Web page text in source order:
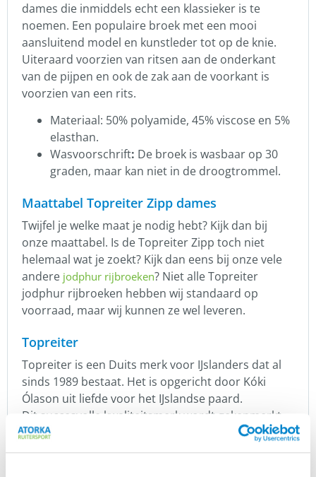
dames die inmiddels echt een klassieker is te
noemen. Een populaire broek met een mooi
aansluitend model en kunstleder tot op de knie.
Uiteraard voorzien van ritsen aan de onderkant
van de pijpen en ook de zak aan de voorkant is
voorzien van een rits.
Materiaal: 50% polyamide, 45% viscose en 5%
elasthan.
Wasvoorschrift: De broek is wasbaar op 30
graden, maar kan niet in de droogtrommel.
Maattabel Topreiter Zipp dames
Twijfel je welke maat je nodig hebt? Kijk dan bij
onze maattabel. Is de Topreiter Zipp toch niet
helemaal wat je zoekt? Kijk dan eens bij onze vele
andere jodphur rijbroeken? Niet alle Topreiter
jodphur rijbroeken hebben wij standaard op
voorraad, maar wij kunnen ze wel leveren.
Topreiter
Topreiter is een Duits merk voor IJslanders dat al
sinds 1989 bestaat. Het is opgericht door Kóki
Ólason uit liefde voor het IJslandse paard.
Dit succesvolle kwaliteitsmerk wordt gekenmerkt
door innovatie, individualiteit en moed.